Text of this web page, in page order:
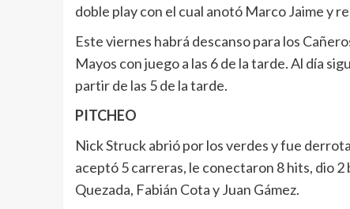
doble play con el cual anotó Marco Jaime y
Este viernes habrá descanso para los
Mayos con juego a las 6 de la tarde. Al día
partir de las 5 de la tarde.
PITCHEO
Nick Struck abrió por los verdes y fue
aceptó 5 carreras, le conectaron 8 hits, dio 2
Quezada, Fabián Cota y Juan Gámez.